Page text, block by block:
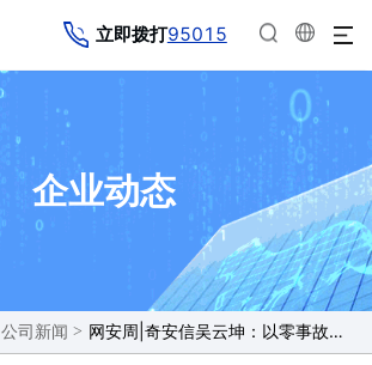
立即拨打95015
企业动态
公司新闻 > 网安周|奇安信吴云坤：以零事故为目标构建数字化保障安全体系